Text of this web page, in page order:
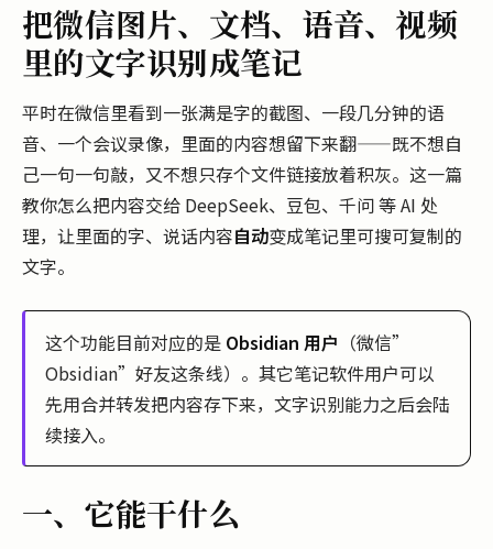
把微信图片、文档、语音、视频
里的文字识别成笔记
平时在微信里看到一张满是字的截图、一段几分钟的语
音、一个会议录像，里面的内容想留下来翻——既不想自
己一句一句敲，又不想只存个文件链接放着积灰。这一篇
教你怎么把内容交给 DeepSeek、豆包、千问 等 AI 处
理，让里面的字、说话内容自动变成笔记里可搜可复制的
文字。
这个功能目前对应的是 Obsidian 用户 （微信”
Obsidian”好友这条线）。其它笔记软件用户可以
先用合并转发把内容存下来，文字识别能力之后会陆
续接入。
一、它能干什么